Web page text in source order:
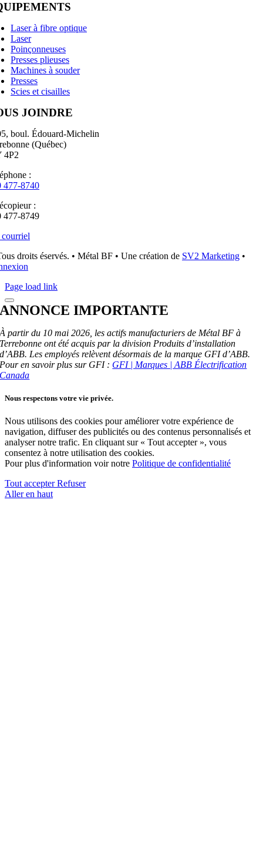
Laser à fibre optique
Laser
Poinçonneuses
Presses plieuses
Machines à souder
Presses
Scies et cisailles
JOINDRE
boul. Édouard-Michelin
(Québec)
4P2
:
477-8740
:
477-8749
courriel
droits éservés. • Métal BF • Une création de SV2 Marketing •
Page load link
ANNONCE IMPORTANTE
À partir du 10 mai 2026, les actifs manufacturiers de Métal BF à
Terrebonne ont été acquis par la division Produits d’installation
d’ABB. Les employés relèvent désormais de la marque GFI d’ABB.
Pour en savoir plus sur GFI : GFI | Marques | ABB Électrification
Canada
Nous respectons votre vie privée.
Nous utilisons des cookies pour améliorer votre expérience de
navigation, diffuser des publicités ou des contenus personnalisés et
analyser notre trafic. En cliquant sur « Tout accepter », vous
consentez à notre utilisation des cookies.
Pour plus d'information voir notre Politique de confidentialité
Tout accepterRefuser
Aller en haut